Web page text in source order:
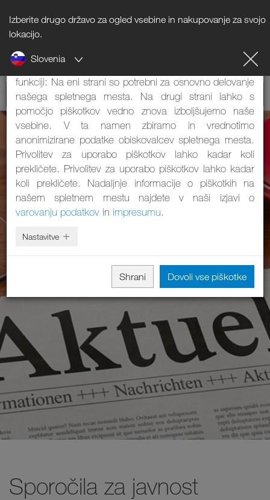
Izberite drugo državo za ogled vsebine in nakupovanje za svojo
lokacijo.
Slovenia
Sporočila za javnost
Napotki o piškotkih
Naše spletno mesto uporablja piškotke. Ti imajo dve
funkciji: Na eni strani so potrebni za osnovno delovanje
našega spletnega mesta. Na drugi strani lahko s
pomočjo piškotkov vedno znova izboljšujemo naše
vsebine. V ta namen zbiramo in vrednotimo
anonimizirane podatke obiskovalcev spletnega mesta.
Privolitev za uporabo piškotkov lahko kadar koli
prekličete. Privolitev za uporabo piškotkov lahko kadar
koli prekličete. Nadaljnje informacije o piškotkih na
našem spletnem mestu najdete v naši izjavi o
varovanju podatkov in impresumu.
Nastavitve
Shrani Dovoli vse piškotke